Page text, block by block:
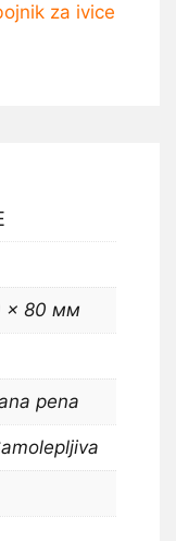
za ivice
× 80 мм
pena